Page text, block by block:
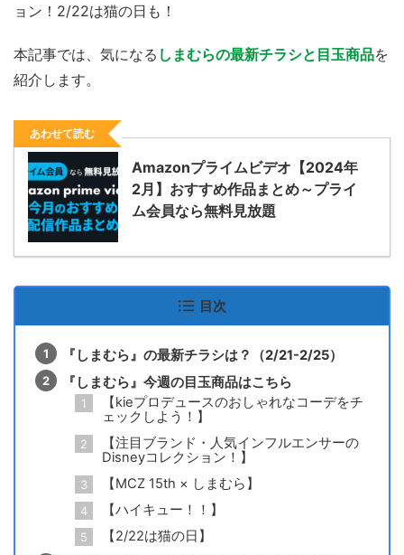
ョン！2/22は猫の日も！
本記事では、気になる しまむらの最新チラシと目玉商品を
紹介します。
あわせて読む
Amazonプライムビデオ【2024年
2月】おすすめ作品まとめ～プライ
ム会員なら無料見放題
目次
『しまむら』の最新チラシは？（2/21-2/25）
『しまむら』今週の目玉商品はこちら
【kieプロデュースのおしゃれなコーデをチ
ェックしよう！】
【注目ブランド・人気インフルエンサーの
Disneyコレクション！】
【MCZ 15th × しまむら】
【ハイキュー！！】
【2/22は猫の日】